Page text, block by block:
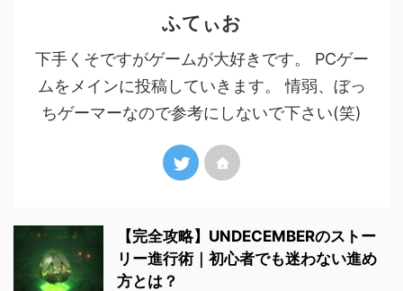
ふてぃお
下手くそですがゲームが大好きです。 PCゲー
ムをメインに投稿していきます。 情弱、ぼっ
ちゲーマーなので参考にしないで下さい(笑)
【完全攻略】UNDECEMBERのストー
リー進行術｜初心者でも迷わない進め
方とは？